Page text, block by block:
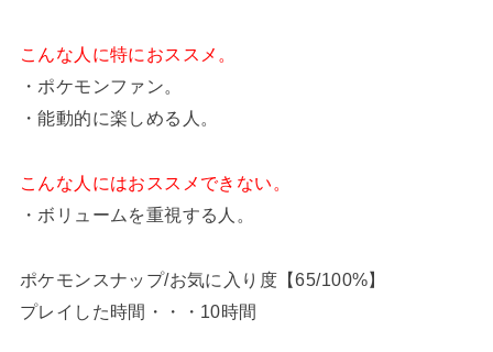
こんな人に特におススメ。
・ポケモンファン。
・能動的に楽しめる人。
こんな人にはおススメできない。
・ボリュームを重視する人。
ポケモンスナップ/お気に入り度【65/100%】
プレイした時間・・・10時間